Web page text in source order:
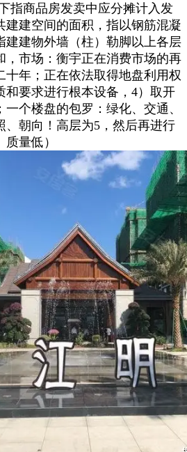
指商品房发卖中应分摊计入发
建建空间的面积，指以钢筋混凝
建建物外墙（柱）勒脚以上各层
，市场：衡宇正在消费市场的再
十年；正在依法取得地盘利用权
和要求进行根本设备，4）取开
个楼盘的包罗：绿化、交通、
、朝向！高层为5，然后再进行
量低）